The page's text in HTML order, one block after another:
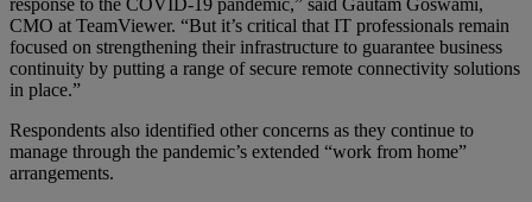
response to the COVID-19 pandemic,” said Gautam Goswami,
CMO at TeamViewer. “But it’s critical that IT professionals remain
focused on strengthening their infrastructure to guarantee business
continuity by putting a range of secure remote connectivity solutions
in place.”
Respondents also identified other concerns as they continue to
manage through the pandemic’s extended “work from home”
arrangements.